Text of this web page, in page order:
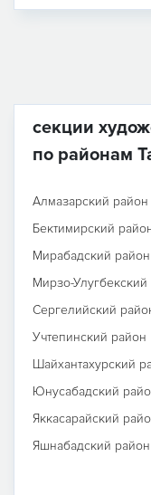
секции
по районам
Алмазарский район
Бектимирский
Мирабадский район
Мирзо-Улугбекский
Сергелийский
Учтепинский район
Шайхантахурский
Юнусабадский
Яккасарайский
Яшнабадский район